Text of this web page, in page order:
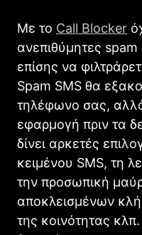
Με το Call Blocker
ανεπιθύμητες
επίσης να
Spam SMS θα
τηλέφωνο σας,
εφαρμογή πριν τα
δίνει αρκετές
κειμένου SMS, τη
την προσωπική
αποκλεισμένων
της κοινότητας